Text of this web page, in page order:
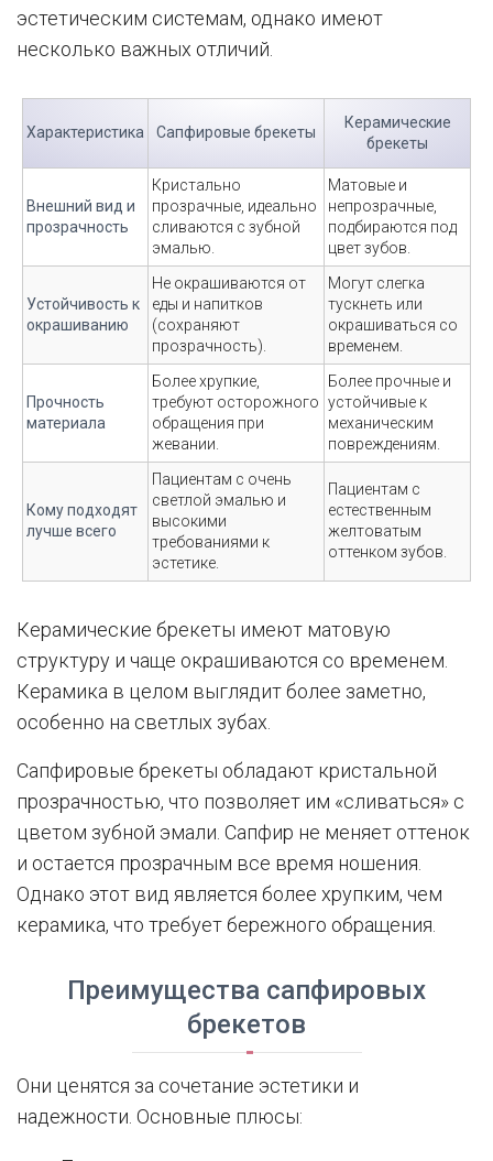
эстетическим системам, однако имеют
несколько важных отличий.
Характеристика Сапфировые брекеты
Керамические
брекеты
Внешний вид и
прозрачность
Кристально
прозрачные, идеально
сливаются с зубной
эмалью.
Матовые и
непрозрачные,
подбираются под
цвет зубов.
Устойчивость к
окрашиванию
Не окрашиваются от
еды и напитков
(сохраняют
прозрачность).
Могут слегка
тускнеть или
окрашиваться со
временем.
Прочность
материала
Более хрупкие,
требуют осторожного
обращения при
жевании.
Более прочные и
устойчивые к
механическим
повреждениям.
Кому подходят
лучше всего
Пациентам с очень
светлой эмалью и
высокими
требованиями к
эстетике.
Пациентам с
естественным
желтоватым
оттенком зубов.
Керамические брекеты имеют матовую
структуру и чаще окрашиваются со временем.
Керамика в целом выглядит более заметно,
особенно на светлых зубах.
Сапфировые брекеты обладают кристальной
прозрачностью, что позволяет им «сливаться» с
цветом зубной эмали. Сапфир не меняет оттенок
и остается прозрачным все время ношения.
Однако этот вид является более хрупким, чем
керамика, что требует бережного обращения.
Преимущества сапфировых
брекетов
Они ценятся за сочетание эстетики и
надежности. Основные плюсы: